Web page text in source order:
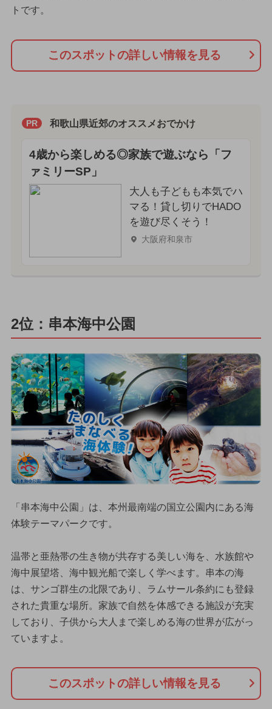
トです。
このスポットの詳しい情報を見る
PR 和歌山県近郊のオススメおでかけ
4歳から楽しめる◎家族で遊ぶなら「フ
ァミリーSP」
大人も子どもも本気でハ
マる！貸し切りでHADO
を遊び尽くそう！
大阪府和泉市
2位：串本海中公園
「串本海中公園」は、本州最南端の国立公園内にある海
体験テーマパークです。
温帯と亜熱帯の生き物が共存する美しい海を、水族館や
海中展望塔、海中観光船で楽しく学べます。串本の海
は、サンゴ群生の北限であり、ラムサール条約にも登録
された貴重な場所。家族で自然を体感できる施設が充実
しており、子供から大人まで楽しめる海の世界が広がっ
ていますよ。
このスポットの詳しい情報を見る